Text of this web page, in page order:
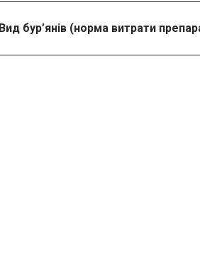
Вид бур’янів (норма витрати